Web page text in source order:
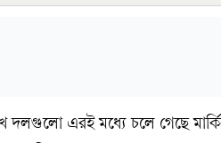
দলগুলো এরই মধ্যে চলে গেছে